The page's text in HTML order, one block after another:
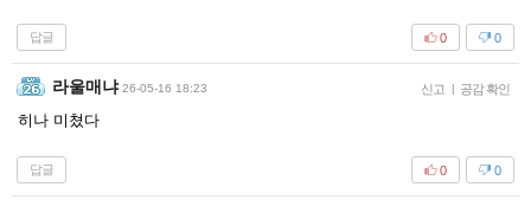
답글 0
0
라울매냐 26-05-16 18:23 신고 | 공감 확인
히나 미쳤다
답글 0
0